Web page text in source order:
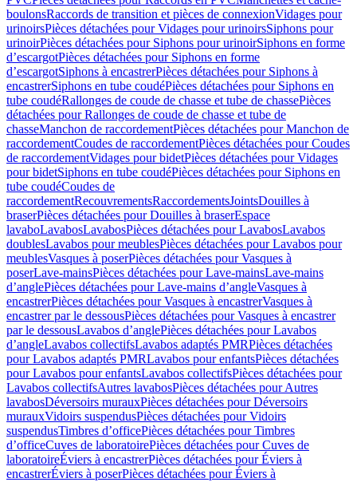
boulonsRaccords de transition et pièces de connexionVidages pour
urinoirsPièces détachées pour Vidages pour urinoirsSiphons pour
urinoirPièces détachées pour Siphons pour urinoirSiphons en forme
d’escargotPièces détachées pour Siphons en forme
d’escargotSiphons à encastrerPièces détachées pour Siphons à
encastrerSiphons en tube coudéPièces détachées pour Siphons en
tube coudéRallonges de coude de chasse et tube de chassePièces
détachées pour Rallonges de coude de chasse et tube de
chasseManchon de raccordementPièces détachées pour Manchon de
raccordementCoudes de raccordementPièces détachées pour Coudes
de raccordementVidages pour bidetPièces détachées pour Vidages
pour bidetSiphons en tube coudéPièces détachées pour Siphons en
tube coudéCoudes de
raccordementRecouvrementsRaccordementsJointsDouilles à
braserPièces détachées pour Douilles à braserEspace
lavaboLavabosLavabosPièces détachées pour LavabosLavabos
doublesLavabos pour meublesPièces détachées pour Lavabos pour
meublesVasques à poserPièces détachées pour Vasques à
poserLave-mainsPièces détachées pour Lave-mainsLave-mains
d’anglePièces détachées pour Lave-mains d’angleVasques à
encastrerPièces détachées pour Vasques à encastrerVasques à
encastrer par le dessousPièces détachées pour Vasques à encastrer
par le dessousLavabos d’anglePièces détachées pour Lavabos
d’angleLavabos collectifsLavabos adaptés PMRPièces détachées
pour Lavabos adaptés PMRLavabos pour enfantsPièces détachées
pour Lavabos pour enfantsLavabos collectifsPièces détachées pour
Lavabos collectifsAutres lavabosPièces détachées pour Autres
lavabosDéversoirs murauxPièces détachées pour Déversoirs
murauxVidoirs suspendusPièces détachées pour Vidoirs
suspendusTimbres dʼofficePièces détachées pour Timbres
dʼofficeCuves de laboratoirePièces détachées pour Cuves de
laboratoireÉviers à encastrerPièces détachées pour Éviers à
encastrerÉviers à poserPièces détachées pour Éviers à